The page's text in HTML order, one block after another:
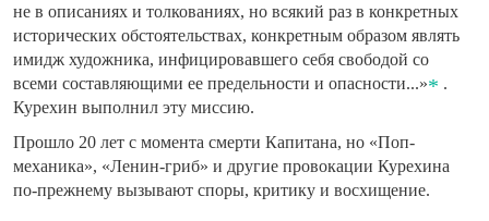
не в описаниях и толкованиях, но всякий раз в конкретных
исторических обстоятельствах, конкретным образом являть
имидж художника, инфицировавшего себя свободой со
всеми составляющими ее предельности и опасности...»
.
Курехин выполнил эту миссию.
Прошло 20 лет с момента смерти Капитана, но «Поп-
механика», «Ленин-гриб» и другие провокации Курехина
по-прежнему вызывают споры, критику и восхищение.